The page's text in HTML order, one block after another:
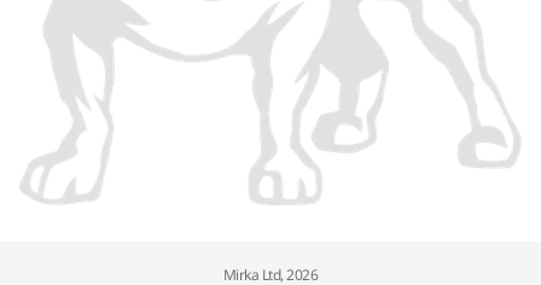
Mirka Ltd, 2026